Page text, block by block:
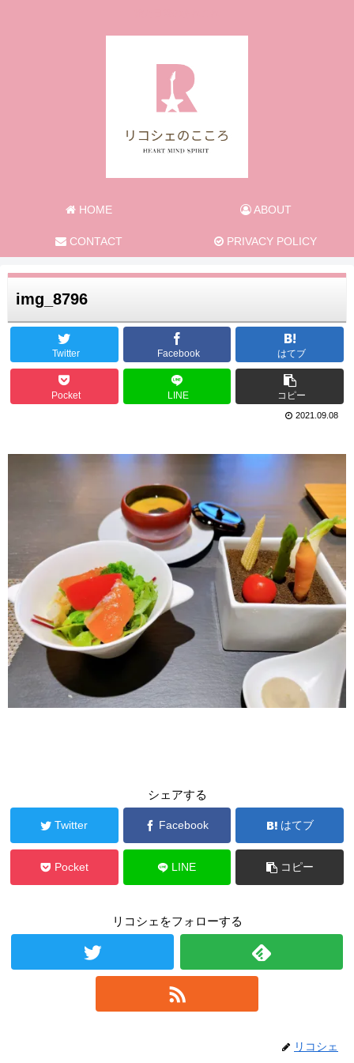
HOME ABOUT
CONTACT PRIVACY POLICY
img_8796
Twitter Facebook はてブ
Pocket LINE コピー
2021.09.08
シェアする
Twitter Facebook はてブ
Pocket LINE コピー
リコシェをフォローする
リコシェ